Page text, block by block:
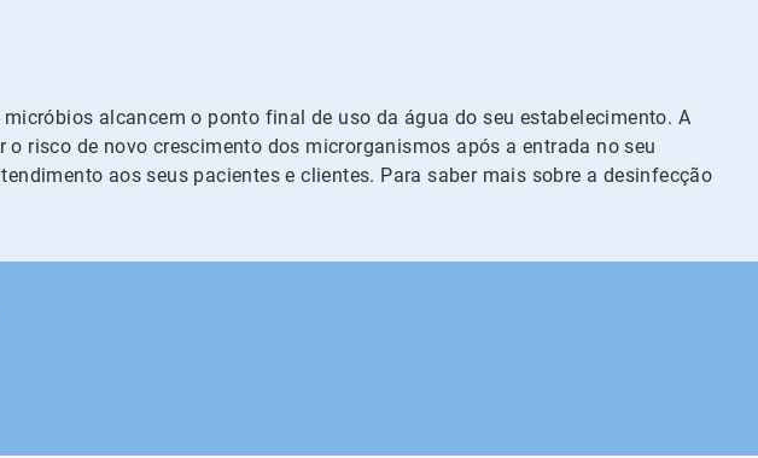
alcancem o ponto final de uso da água do seu estabelecimento. A
risco de novo crescimento dos microrganismos após a entrada no seu
aos seus pacientes e clientes. Para saber mais sobre a desinfecção